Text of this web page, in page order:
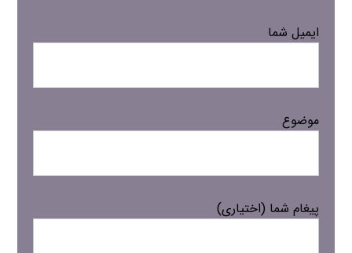
ایمیل شما
موضوع
پیغام شما (اختیاری)